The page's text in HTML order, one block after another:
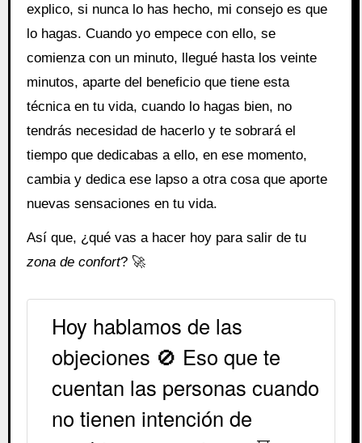
explico, si nunca lo has hecho, mi consejo es que
lo hagas. Cuando yo empece con ello, se
comienza con un minuto, llegué hasta los veinte
minutos, aparte del beneficio que tiene esta
técnica en tu vida, cuando lo hagas bien, no
tendrás necesidad de hacerlo y te sobrará el
tiempo que dedicabas a ello, en ese momento,
cambia y dedica ese lapso a otra cosa que aporte
nuevas sensaciones en tu vida.
Así que, ¿qué vas a hacer hoy para salir de tu
zona de confort? 🚀
Hoy hablamos de las
objeciones 🚫 Eso que te
cuentan las personas cuando
no tienen intención de